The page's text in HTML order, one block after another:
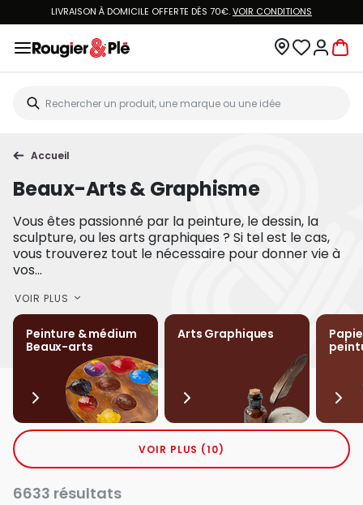
LIVRAISON À DOMICILE OFFERTE DÈS 70€. VOIR CONDITIONS
Accueil
Beaux-Arts & Graphisme
Vous êtes passionné par la peinture, le dessin, la
sculpture, ou les arts graphiques ? Si tel est le cas,
vous trouverez tout le nécessaire pour donner vie à
vos...
VOIR PLUS
Peinture & médium
Beaux-arts
Arts Graphiques
VOIR PLUS (10)
6633 résultats